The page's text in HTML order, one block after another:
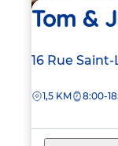
Tom &
Adresse
la
16 Rue
DISTANCE
1,5 KM 8:00-